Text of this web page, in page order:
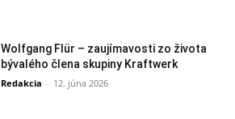
Wolfgang Flür – zaujímavosti zo života
bývalého člena skupiny Kraftwerk
Redakcia - 12. júna 2026